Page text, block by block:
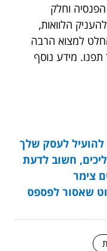
הפנסיה וחלק
הלוואות,
למצוא הרבה
מידע נוסף
להועיל לעסק שלך
חשוב לדעת
צימר
שאסור לפספס